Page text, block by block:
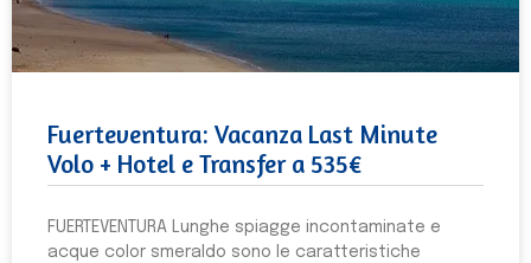
Fuerteventura: Vacanza Last Minute
Volo + Hotel e Transfer a 535€
FUERTEVENTURA Lunghe spiagge incontaminate e
acque color smeraldo sono le caratteristiche